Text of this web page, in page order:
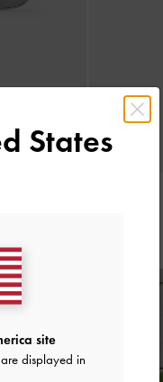
한 반품
States
site
displayed in